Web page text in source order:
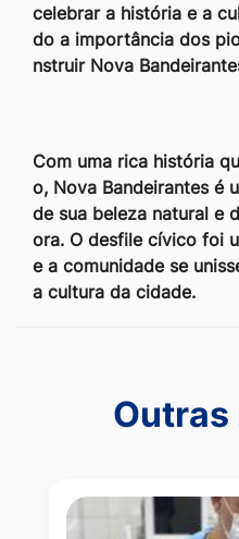
celebrar a história e a
do a importância dos
nstruir Nova
Com uma rica história
o, Nova Bandeirantes é
de sua beleza natural e
ora. O desfile cívico foi
e a comunidade se
a cultura da cidade.
Outras